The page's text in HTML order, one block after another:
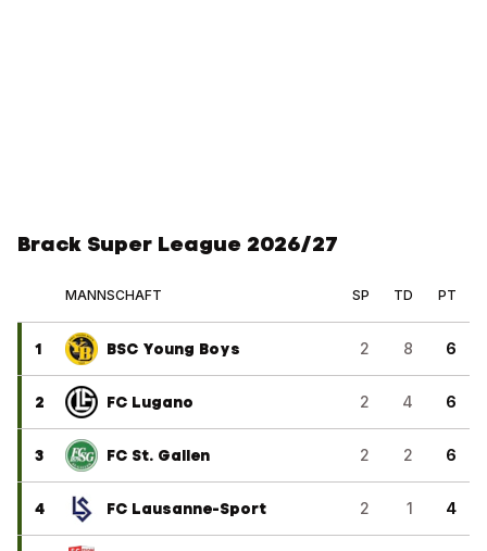
Brack Super League 2026/27
MANNSCHAFT SP TD PT
1 BSC Young Boys 2 8 6
2 FC Lugano 2 4 6
3 FC St. Gallen 2 2 6
4 FC Lausanne-Sport 2 1 4